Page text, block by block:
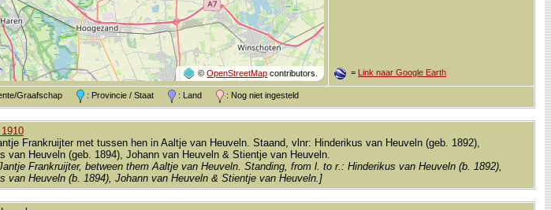
©OpenStreetMap contributors. = Link naar Google Earth
Graafschap : Provincie / Staat : Land : Nog niet ingesteld
Frankruijter met tussen hen in Aaltje van Heuveln. Staand, vlnr: Hinderikus van Heuveln (geb. 1892),
van Heuveln (geb. 1894), Johann van Heuveln & Stientje van Heuveln.
Frankruijter, between them Aaltje van Heuveln. Standing, from l. to r.: Hinderikus van Heuveln (b. 1892),
van Heuveln (b. 1894), Johann van Heuveln & Stientje van Heuveln.]